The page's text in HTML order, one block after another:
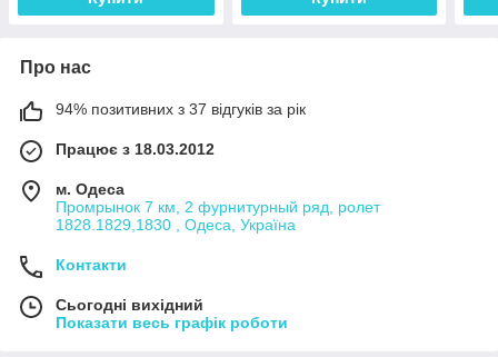
Про нас
94% позитивних з 37 відгуків за рік
Працює з 18.03.2012
м. Одеса
Промрынок 7 км, 2 фурнитурный ряд, ролет
1828.1829,1830 , Одеса, Україна
Контакти
Сьогодні вихідний
Показати весь графік роботи